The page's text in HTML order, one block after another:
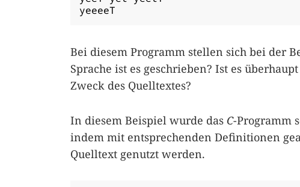
yeeeeT
Bei diesem Programm stellen sich bei der
Sprache ist es geschrieben? Ist es
Zweck des Quelltextes?
In diesem Beispiel wurde das C-Programm
indem mit entsprechenden Definitionen
Quelltext genutzt werden.